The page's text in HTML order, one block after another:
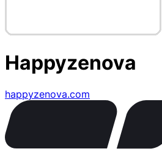
Happyzenova
happyzenova.com